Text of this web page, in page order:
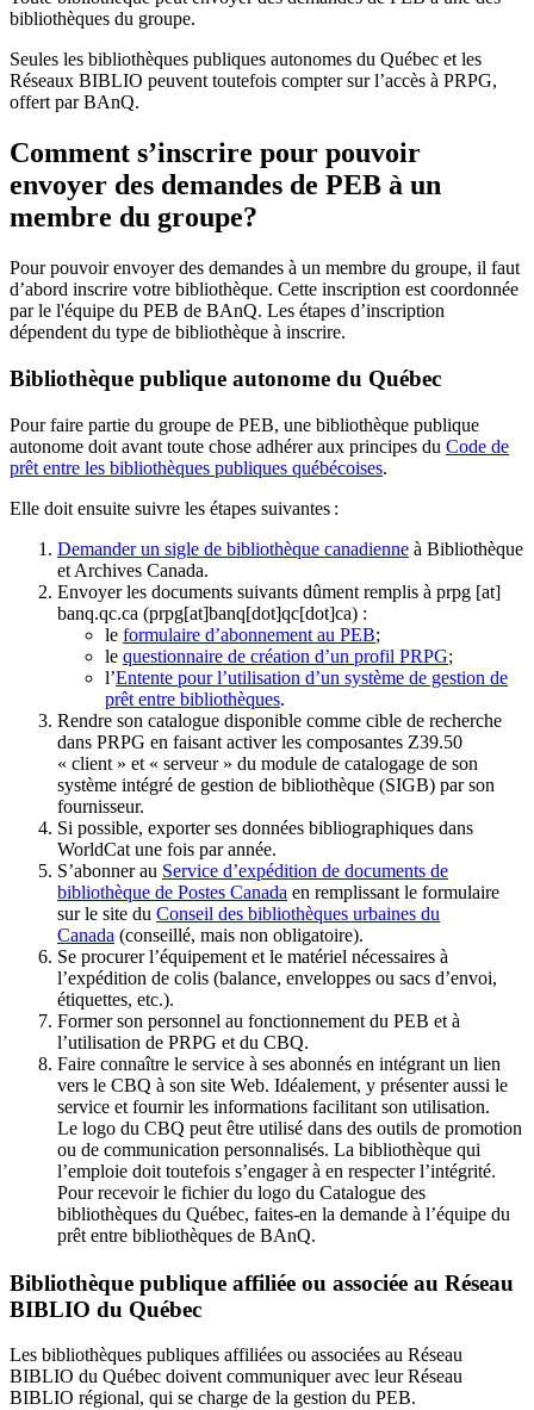
bibliothèques du groupe.
Seules les bibliothèques publiques autonomes du Québec et les
Réseaux BIBLIO peuvent toutefois compter sur l’accès à PRPG,
offert par BAnQ.
Comment s’inscrire pour pouvoir
envoyer des demandes de PEB à un
membre du groupe?
Pour pouvoir envoyer des demandes à un membre du groupe, il faut
d’abord inscrire votre bibliothèque. Cette inscription est coordonnée
par le l'équipe du PEB de BAnQ. Les étapes d’inscription
dépendent du type de bibliothèque à inscrire.
Bibliothèque publique autonome du Québec
Pour faire partie du groupe de PEB, une bibliothèque publique
autonome doit avant toute chose adhérer aux principes du Code de
prêt entre les bibliothèques publiques québécoises.
Elle doit ensuite suivre les étapes suivantes :
Demander un sigle de bibliothèque canadienne à Bibliothèque
et Archives Canada.
Envoyer les documents suivants dûment remplis à prpg [at]
banq.qc.ca (prpg[at]banq[dot]qc[dot]ca) :
le formulaire d’abonnement au PEB;
le questionnaire de création d’un profil PRPG;
l’Entente pour l’utilisation d’un système de gestion de
prêt entre bibliothèques.
Rendre son catalogue disponible comme cible de recherche
dans PRPG en faisant activer les composantes Z39.50
« client » et « serveur » du module de catalogage de son
système intégré de gestion de bibliothèque (SIGB) par son
fournisseur.
Si possible, exporter ses données bibliographiques dans
WorldCat une fois par année.
S’abonner au Service d’expédition de documents de
bibliothèque de Postes Canada en remplissant le formulaire
sur le site du Conseil des bibliothèques urbaines du
Canada (conseillé, mais non obligatoire).
Se procurer l’équipement et le matériel nécessaires à
l’expédition de colis (balance, enveloppes ou sacs d’envoi,
étiquettes, etc.).
Former son personnel au fonctionnement du PEB et à
l’utilisation de PRPG et du CBQ.
Faire connaître le service à ses abonnés en intégrant un lien
vers le CBQ à son site Web. Idéalement, y présenter aussi le
service et fournir les informations facilitant son utilisation.
Le logo du CBQ peut être utilisé dans des outils de promotion
ou de communication personnalisés. La bibliothèque qui
l’emploie doit toutefois s’engager à en respecter l’intégrité.
Pour recevoir le fichier du logo du Catalogue des
bibliothèques du Québec, faites-en la demande à l’équipe du
prêt entre bibliothèques de BAnQ.
Bibliothèque publique affiliée ou associée au Réseau
BIBLIO du Québec
Les bibliothèques publiques affiliées ou associées au Réseau
BIBLIO du Québec doivent communiquer avec leur Réseau
BIBLIO régional, qui se charge de la gestion du PEB.